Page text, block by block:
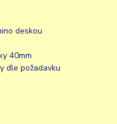
deskou
40mm
dle požadavku